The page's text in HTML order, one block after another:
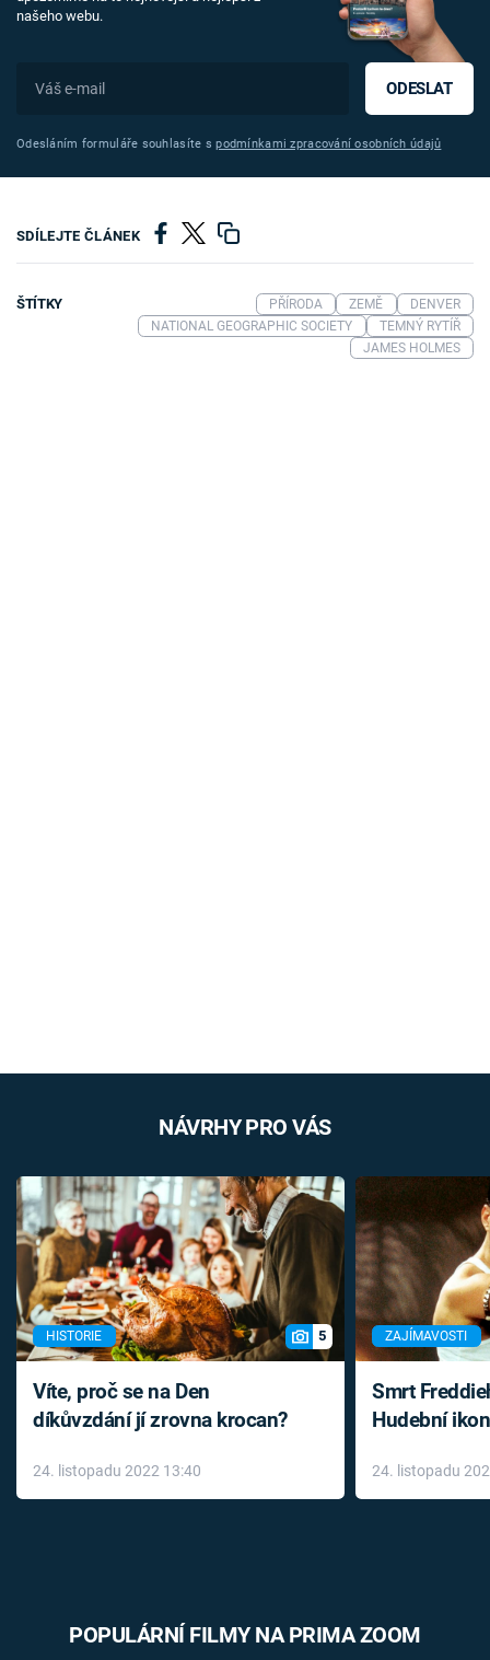
našeho webu.
ODESLAT
Odesláním formuláře souhlasíte spodmínkami zpracování osobních údajů
SDÍLEJTE ČLÁNEK
ŠTÍTKY PŘÍRODA ZEMĚ
DENVER
NATIONAL GEOGRAPHIC SOCIETY
TEMNÝ RYTÍŘ
JAMES HOLMES
NÁVRHY PRO VÁS
HISTORIE 5
Víte, proč se na Den
díkůvzdání jí zrovna krocan?
24. listopadu 2022 13:40
ZAJÍMAVOSTI
Smrt
Hudební
léky
24. listopadu
POPULÁRNÍ FILMY NA PRIMA ZOOM